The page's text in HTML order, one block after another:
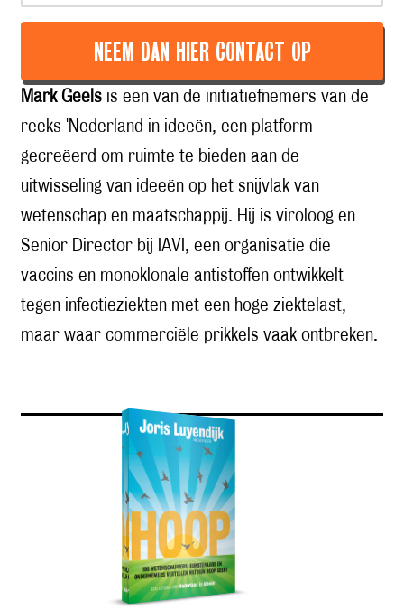
NEEM DAN HIER CONTACT OP
Mark Geels is een van de initiatiefnemers van de
reeks 'Nederland in ideeën, een platform
gecreëerd om ruimte te bieden aan de
uitwisseling van ideeën op het snijvlak van
wetenschap en maatschappij. Hij is viroloog en
Senior Director bij IAVI, een organisatie die
vaccins en monoklonale antistoffen ontwikkelt
tegen infectieziekten met een hoge ziektelast,
maar waar commerciële prikkels vaak ontbreken.